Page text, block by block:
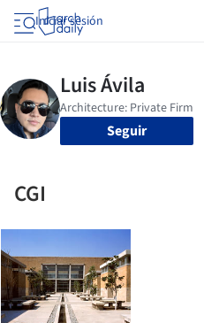
Iniciar sesión
Seguir
CGI